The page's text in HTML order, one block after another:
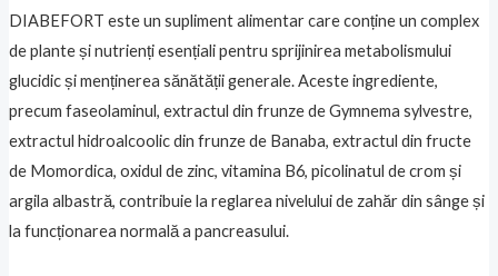
DIABEFORT este un supliment alimentar care conține un complex
de plante și nutrienți esențiali pentru sprijinirea metabolismului
glucidic și menținerea sănătății generale. Aceste ingrediente,
precum faseolaminul, extractul din frunze de Gymnema sylvestre,
extractul hidroalcoolic din frunze de Banaba, extractul din fructe
de Momordica, oxidul de zinc, vitamina B6, picolinatul de crom și
argila albastră, contribuie la reglarea nivelului de zahăr din sânge și
la funcționarea normală a pancreasului.